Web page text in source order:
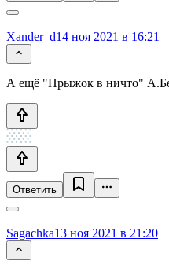
Xander_d14 ноя 2021 в 16:21
А ещё "Прыжок в ничто"
Ответить
Sagachka13 ноя 2021 в 21:20